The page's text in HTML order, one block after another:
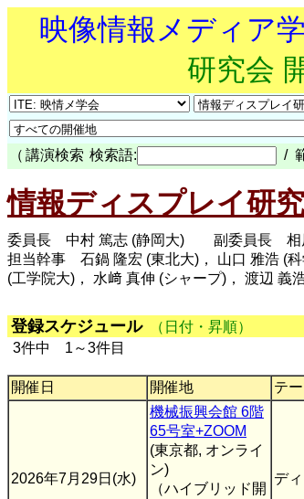
映像情報メディア
研究会
（ 講演検索 検索語: /
情報ディスプレイ研
委員長 中村 篤志 (静岡大) 副委員長 相
担当幹事 石鍋 隆宏 (東北大)， 山口 雅浩 (
(工学院大)， 水﨑 真伸 (シャープ)， 渡辺 義
登録スケジュール
（日付・昇順）
3件中 1～3件目
開催日 開催地 テ
2026年7月29日(水)
機械振興会館 6階
65号室+ZOOM
(東京都, オンライ
ン)
（ハイブリッド開
デ